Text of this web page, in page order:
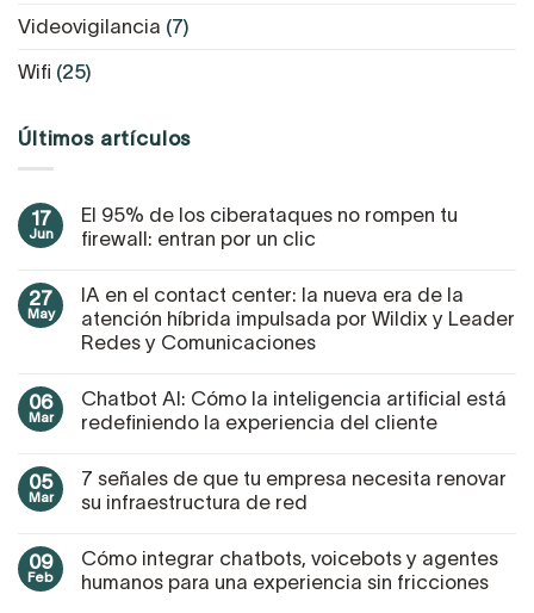
Videovigilancia (7)
Wifi (25)
Últimos artículos
17
Jun
El 95% de los ciberataques no rompen tu
firewall: entran por un clic
27
May
IA en el contact center: la nueva era de la
atención híbrida impulsada por Wildix y Leader
Redes y Comunicaciones
06
Mar
Chatbot AI: Cómo la inteligencia artificial está
redefiniendo la experiencia del cliente
05
Mar
7 señales de que tu empresa necesita renovar
su infraestructura de red
09
Feb
Cómo integrar chatbots, voicebots y agentes
humanos para una experiencia sin fricciones